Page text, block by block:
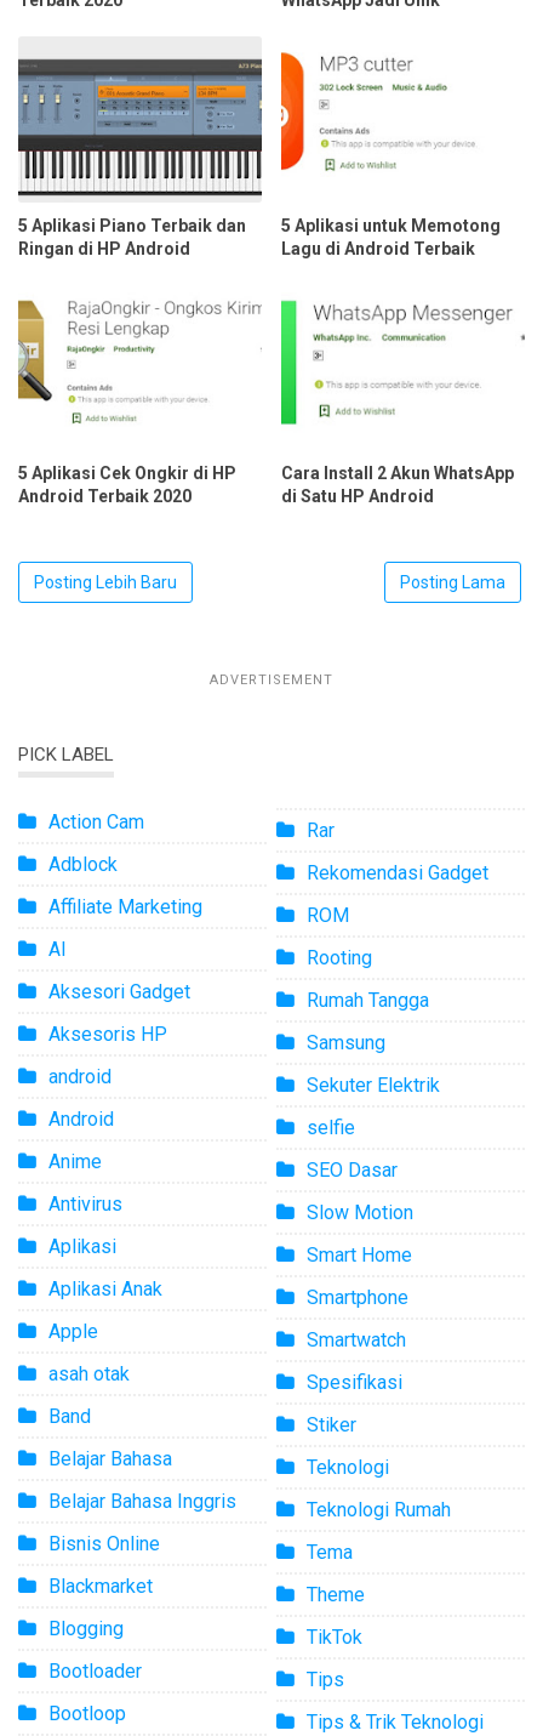
5 Aplikasi Piano Terbaik dan
Ringan di HP Android
5 Aplikasi untuk Memotong
Lagu di Android Terbaik
5 Aplikasi Cek Ongkir di HP
Android Terbaik 2020
Cara Install 2 Akun WhatsApp
di Satu HP Android
Posting Lebih Baru Posting Lama
ADVERTISEMENT
PICK LABEL
Action Cam
Adblock
Affiliate Marketing
AI
Aksesori Gadget
Aksesoris HP
android
Android
Anime
Antivirus
Aplikasi
Aplikasi Anak
Apple
asah otak
Band
Belajar Bahasa
Belajar Bahasa Inggris
Bisnis Online
Blackmarket
Blogging
Bootloader
Bootloop
Rar
Rekomendasi Gadget
ROM
Rooting
Rumah Tangga
Samsung
Sekuter Elektrik
selfie
SEO Dasar
Slow Motion
Smart Home
Smartphone
Smartwatch
Spesifikasi
Stiker
Teknologi
Teknologi Rumah
Tema
Theme
TikTok
Tips
Tips & Trik Teknologi